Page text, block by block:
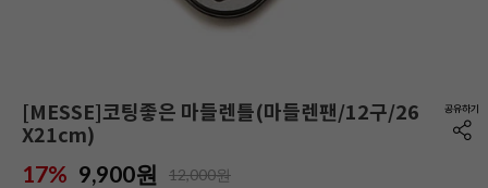
[MESSE]코팅좋은 마들렌틀(마들렌팬/12구/26
X21cm)
17% 9,900원 12,000원